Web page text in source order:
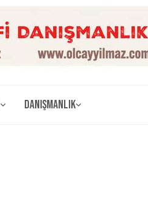
Danışmanlık